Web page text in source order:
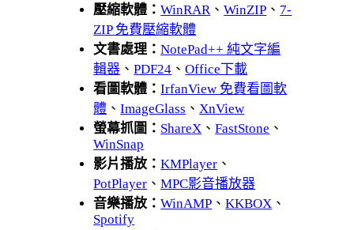
壓縮軟體：WinRAR 、WinZIP 、 7-
ZIP 免費壓縮軟體
文書處理：NotePad++ 純文字編
輯器 、PDF24 、Office下載
看圖軟體：IrfanView 免費看圖軟
體 、ImageGlass 、 XnView
螢幕抓圖： ShareX 、FastStone 、
WinSnap
影片播放：KMPlayer 、
PotPlayer 、MPC影音播放器
音樂播放：WinAMP 、KKBOX 、
Spotify